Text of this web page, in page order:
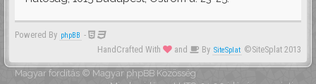
Powered By phpBB -
HandCrafted With
and By SiteSplat ©SiteSplat 2013
Magyar fordítás © Magyar phpBB Közösség